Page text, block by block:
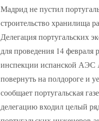
Мадрид не пустил
строительство хранилища
Делегация португальских
для проведения 14 февраля
инспекции испанской АЭС
повернуть на полдороге и
сообщает португальская
делегацию входил целый